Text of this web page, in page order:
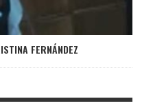
FERNÁNDEZ